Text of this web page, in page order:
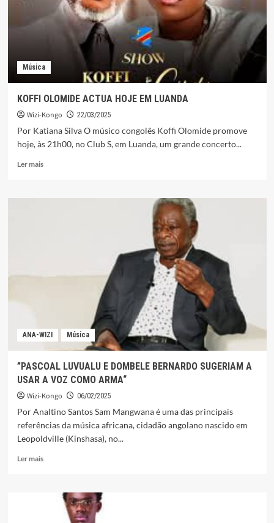
ARDENTE
Música
KOFFI OLOMIDE ACTUA HOJE EM LUANDA
Wizi-Kongo 22/03/2025
Por Katiana Silva O músico congolês Koffi Olomide promove
hoje, às 21h00, no Club S, em Luanda, um grande concerto...
Ler maisLeia
KOFFI
ANA-WIZI Música
”PASCOAL LUVUALU E DOMBELE BERNARDO SUGERIAM A
USAR A VOZ COMO ARMA“
Wizi-Kongo 06/02/2025
Por Analtino Santos Sam Mangwana é uma das principais
referências da música africana, cidadão angolano nascido em
Leopoldville (Kinshasa), no...
Ler maisLeia
”PASCOAL
LUVUALU